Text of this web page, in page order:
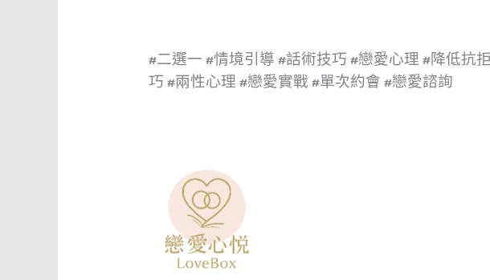
#二選一 #情境引導 #話術技巧 #戀愛心理 #降低抗
巧 #兩性心理 #戀愛實戰 #單次約會 #戀愛諮詢